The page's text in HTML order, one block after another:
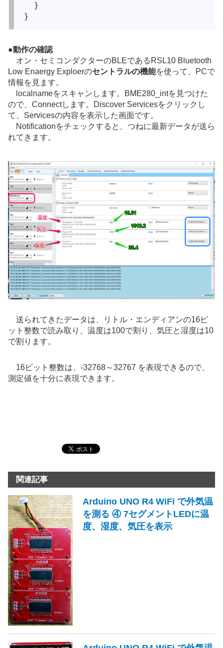
  }
●動作の確認
オン・セミコンダクターのBLEであるRSL10 Bluetooth
Low Enaergy Exploerのセントラルの機能を使って、PCで
情報を見ます。
localnameをスキャンします。BME280_intを見つけた
ので、Connectします。Discover Servicesをクリックし
て、Servicesの内容を表示した画面です。
Notificationをチェックすると、つねに最新データが送ら
れてきます。
送られてきたデータは、リトル・エンディアンの16ビ
ット整数で読み取り、温度は100で割り、気圧と湿度は10
で割ります。
16ビット整数は、-32768～32767 を表現できるので、
測定値を十分に表現できます。
関連記事
Arduino UNO R4 WiFi で外気温
を測る ④ 7セグメントLEDに温
度、湿度、気圧を表示